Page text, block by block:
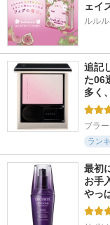
ェイ
ルル
追記
た06
多く
ブラ
ラン
最初
お手
やっ